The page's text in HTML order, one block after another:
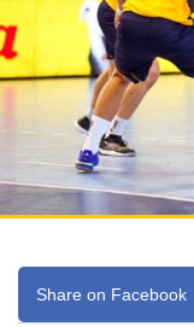
Share on Facebook